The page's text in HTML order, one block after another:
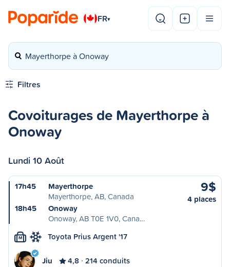
FR▾
Mayerthorpe à Onoway
Filtres
Covoiturages de Mayerthorpe à
Onoway
Lundi 10 Août
17h45
Mayerthorpe
Mayerthorpe, AB, Canada
18h45
Onoway
Onoway, AB T0E 1V0, Cana…
9$
4 places
M Toyota Prius Argent '17
Jiu 4,8 214 conduits